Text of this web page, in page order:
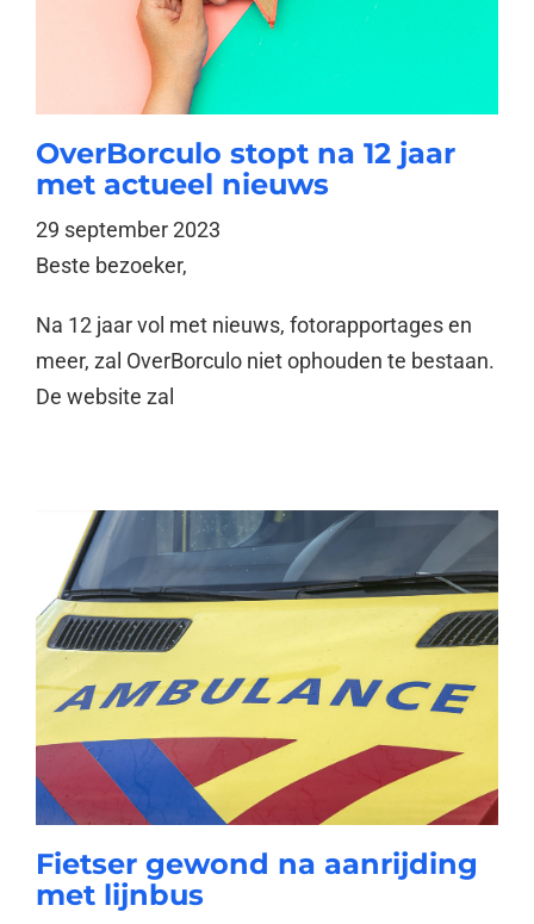
OverBorculo stopt na 12 jaar
met actueel nieuws
29 september 2023
Beste bezoeker,
Na 12 jaar vol met nieuws, fotorapportages en
meer, zal OverBorculo niet ophouden te bestaan.
De website zal
Fietser gewond na aanrijding
met lijnbus